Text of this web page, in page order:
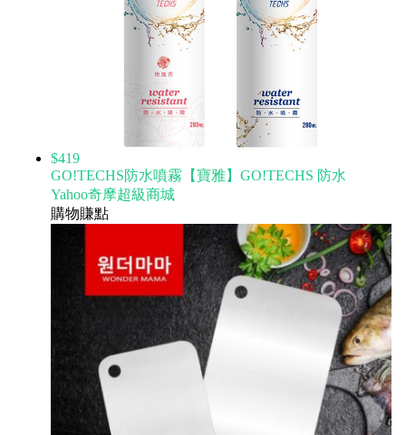
$419
GO!TECHS防水噴霧【寶雅】GO!TECHS 防水
Yahoo奇摩超級商城
購物賺點